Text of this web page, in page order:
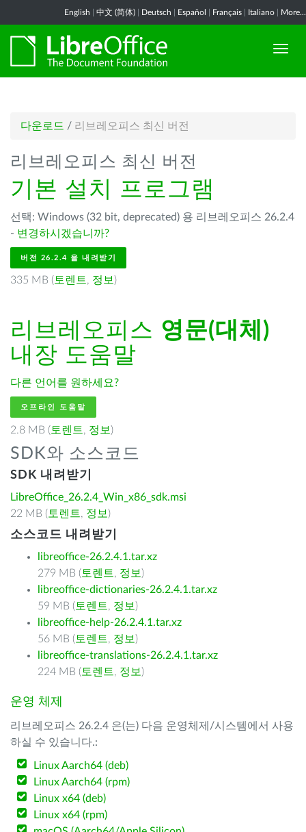
English 中文 (简体) Deutsch Español Français Italiano More...
다운로드 / 리브레오피스 최신 버전
리브레오피스 최신 버전
기본 설치 프로그램
선택: Windows (32 bit, deprecated) 용 리브레오피스 26.2.4
- 변경하시겠습니까?
버전 26.2.4 을 내려받기
335 MB ( 토렌트, 정보 )
리브레오피스 영문(대체)
내장 도움말
다른 언어를 원하세요?
오프라인 도움말
2.8 MB ( 토렌트, 정보 )
SDK와 소스코드
SDK 내려받기
LibreOffice_26.2.4_Win_x86_sdk.msi
22 MB ( 토렌트, 정보 )
소스코드 내려받기
libreoffice-26.2.4.1.tar.xz
279 MB ( 토렌트, 정보 )
libreoffice-dictionaries-26.2.4.1.tar.xz
59 MB ( 토렌트, 정보 )
libreoffice-help-26.2.4.1.tar.xz
56 MB ( 토렌트, 정보 )
libreoffice-translations-26.2.4.1.tar.xz
224 MB ( 토렌트, 정보 )
운영 체제
리브레오피스 26.2.4 은(는) 다음 운영체제/시스템에서 사용
하실 수 있습니다.:
Linux Aarch64 (deb)
Linux Aarch64 (rpm)
Linux x64 (deb)
Linux x64 (rpm)